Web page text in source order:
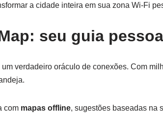
a cidade inteira em sua zona Wi-Fi
seu guia
um verdadeiro oráculo de conexões. Com
com mapas offline, sugestões baseadas na